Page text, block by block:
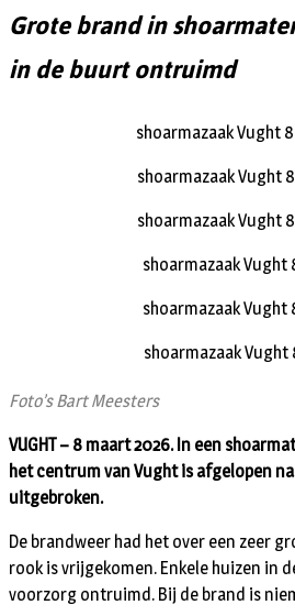
Grote brand in
in de buurt ontruimd
Foto’s Bart Meesters
VUGHT – 8 maart 2026. In een
het centrum van Vught is afgelopen
uitgebroken.
De brandweer had het over een zeer
rook is vrijgekomen. Enkele huizen in
voorzorg ontruimd. Bij de brand is